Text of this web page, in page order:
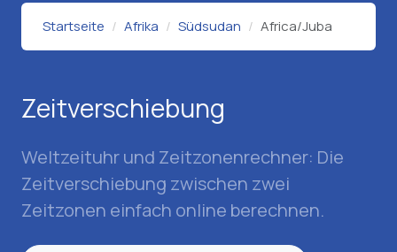
Startseite Afrika Südsudan Africa/Juba
Zeitverschiebung
Weltzeituhr und Zeitzonenrechner: Die
Zeitverschiebung zwischen zwei
Zeitzonen einfach online berechnen.